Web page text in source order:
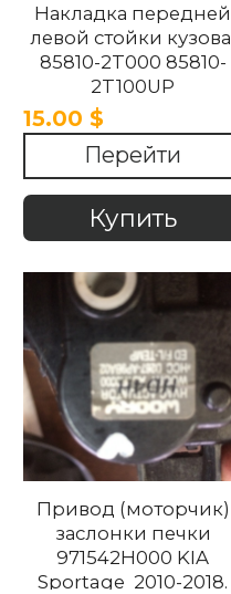
Накладка передней
левой стойки кузова
85810-2T000 85810-
2T100UP
858102T100UP
858102T000 Kia
Optima 2010 -2015.
15.00 $
Перейти
Купить
Привод (моторчик)
заслонки печки
971542H000 KIA
Sportage 2010-2018.